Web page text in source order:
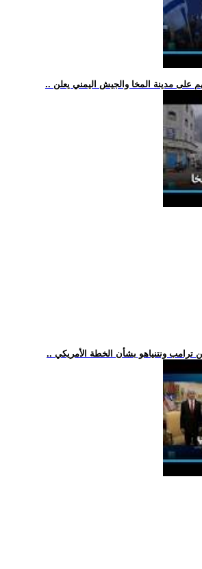
على مدينة المخا والجيش اليمني يعلن
ترامب ونتنياهو بشأن الخطة الأمريكي